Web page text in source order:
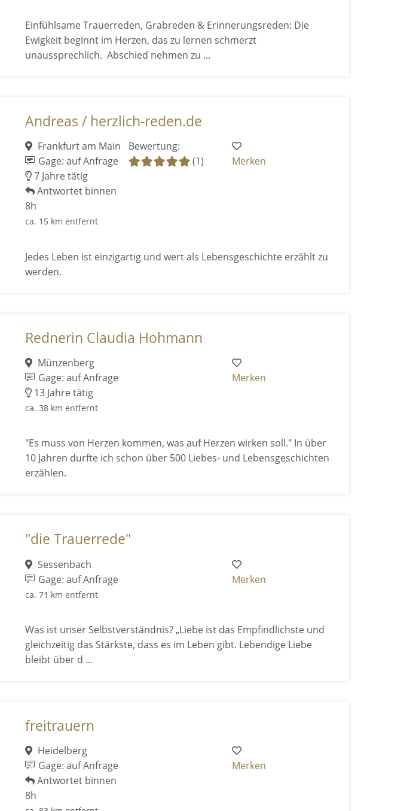
Einfühlsame Trauerreden, Grabreden & Erinnerungsreden: Die
Ewigkeit beginnt im Herzen, das zu lernen schmerzt
unaussprechlich. Abschied nehmen zu ...
Andreas / herzlich-reden.de
Frankfurt am Main
Gage: auf Anfrage
7 Jahre tätig
Antwortet binnen
8h
ca. 15 km entfernt
Bewertung:
(1)
Merken
Jedes Leben ist einzigartig und wert als Lebensgeschichte erzählt zu
werden.
Rednerin Claudia Hohmann
Münzenberg
Gage: auf Anfrage
13 Jahre tätig
ca. 38 km entfernt
Merken
"Es muss von Herzen kommen, was auf Herzen wirken soll." In über
10 Jahren durfte ich schon über 500 Liebes- und Lebensgeschichten
erzählen.
"die Trauerrede"
Sessenbach
Gage: auf Anfrage
ca. 71 km entfernt
Merken
Was ist unser Selbstverständnis? „Liebe ist das Empfindlichste und
gleichzeitig das Stärkste, dass es im Leben gibt. Lebendige Liebe
bleibt über d ...
freitrauern
Heidelberg
Gage: auf Anfrage
Antwortet binnen
8h
Merken